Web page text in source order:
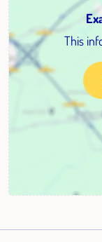
This